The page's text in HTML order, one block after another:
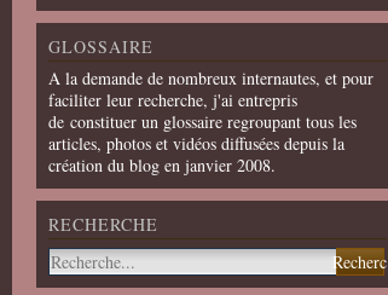
GLOSSAIRE
A la demande de nombreux internautes, et pour
faciliter leur recherche, j'ai entrepris
de constituer un glossaire regroupant tous les
articles, photos et vidéos diffusées depuis la
création du blog en janvier 2008.
RECHERCHE